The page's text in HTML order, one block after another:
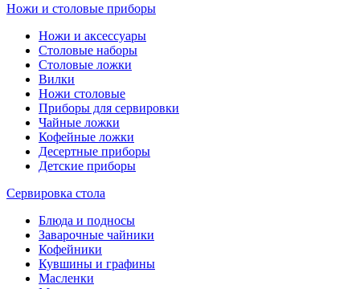
Ножи и столовые приборы
Ножи и аксессуары
Столовые наборы
Столовые ложки
Вилки
Ножи столовые
Приборы для сервировки
Чайные ложки
Кофейные ложки
Десертные приборы
Детские приборы
Сервировка стола
Блюда и подносы
Заварочные чайники
Кофейники
Кувшины и графины
Масленки